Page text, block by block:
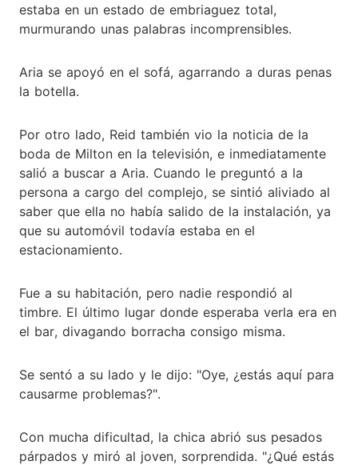
estaba en un estado de embriaguez total,
murmurando unas palabras incomprensibles.
Aria se apoyó en el sofá, agarrando a duras penas
la botella.
Por otro lado, Reid también vio la noticia de la
boda de Milton en la televisión, e inmediatamente
salió a buscar a Aria. Cuando le preguntó a la
persona a cargo del complejo, se sintió aliviado al
saber que ella no había salido de la instalación, ya
que su automóvil todavía estaba en el
estacionamiento.
Fue a su habitación, pero nadie respondió al
timbre. El último lugar donde esperaba verla era en
el bar, divagando borracha consigo misma.
Se sentó a su lado y le dijo: "Oye, ¿estás aquí para
causarme problemas?".
Con mucha dificultad, la chica abrió sus pesados
párpados y miró al joven, sorprendida. "¿Qué estás